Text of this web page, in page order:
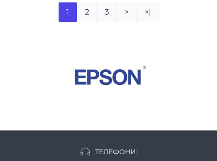
1 2 3 > >|
ТЕЛЕФОНИ: